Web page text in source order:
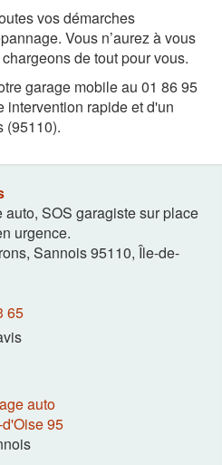
vos démarches
Vous n’aurez à vous
de tout pour vous.
garage mobile au 01 86 95
intervention rapide et d'un
(95110).
SOS garagiste sur place
urgence.
, Sannois95110, Île-de-
65
auto
95